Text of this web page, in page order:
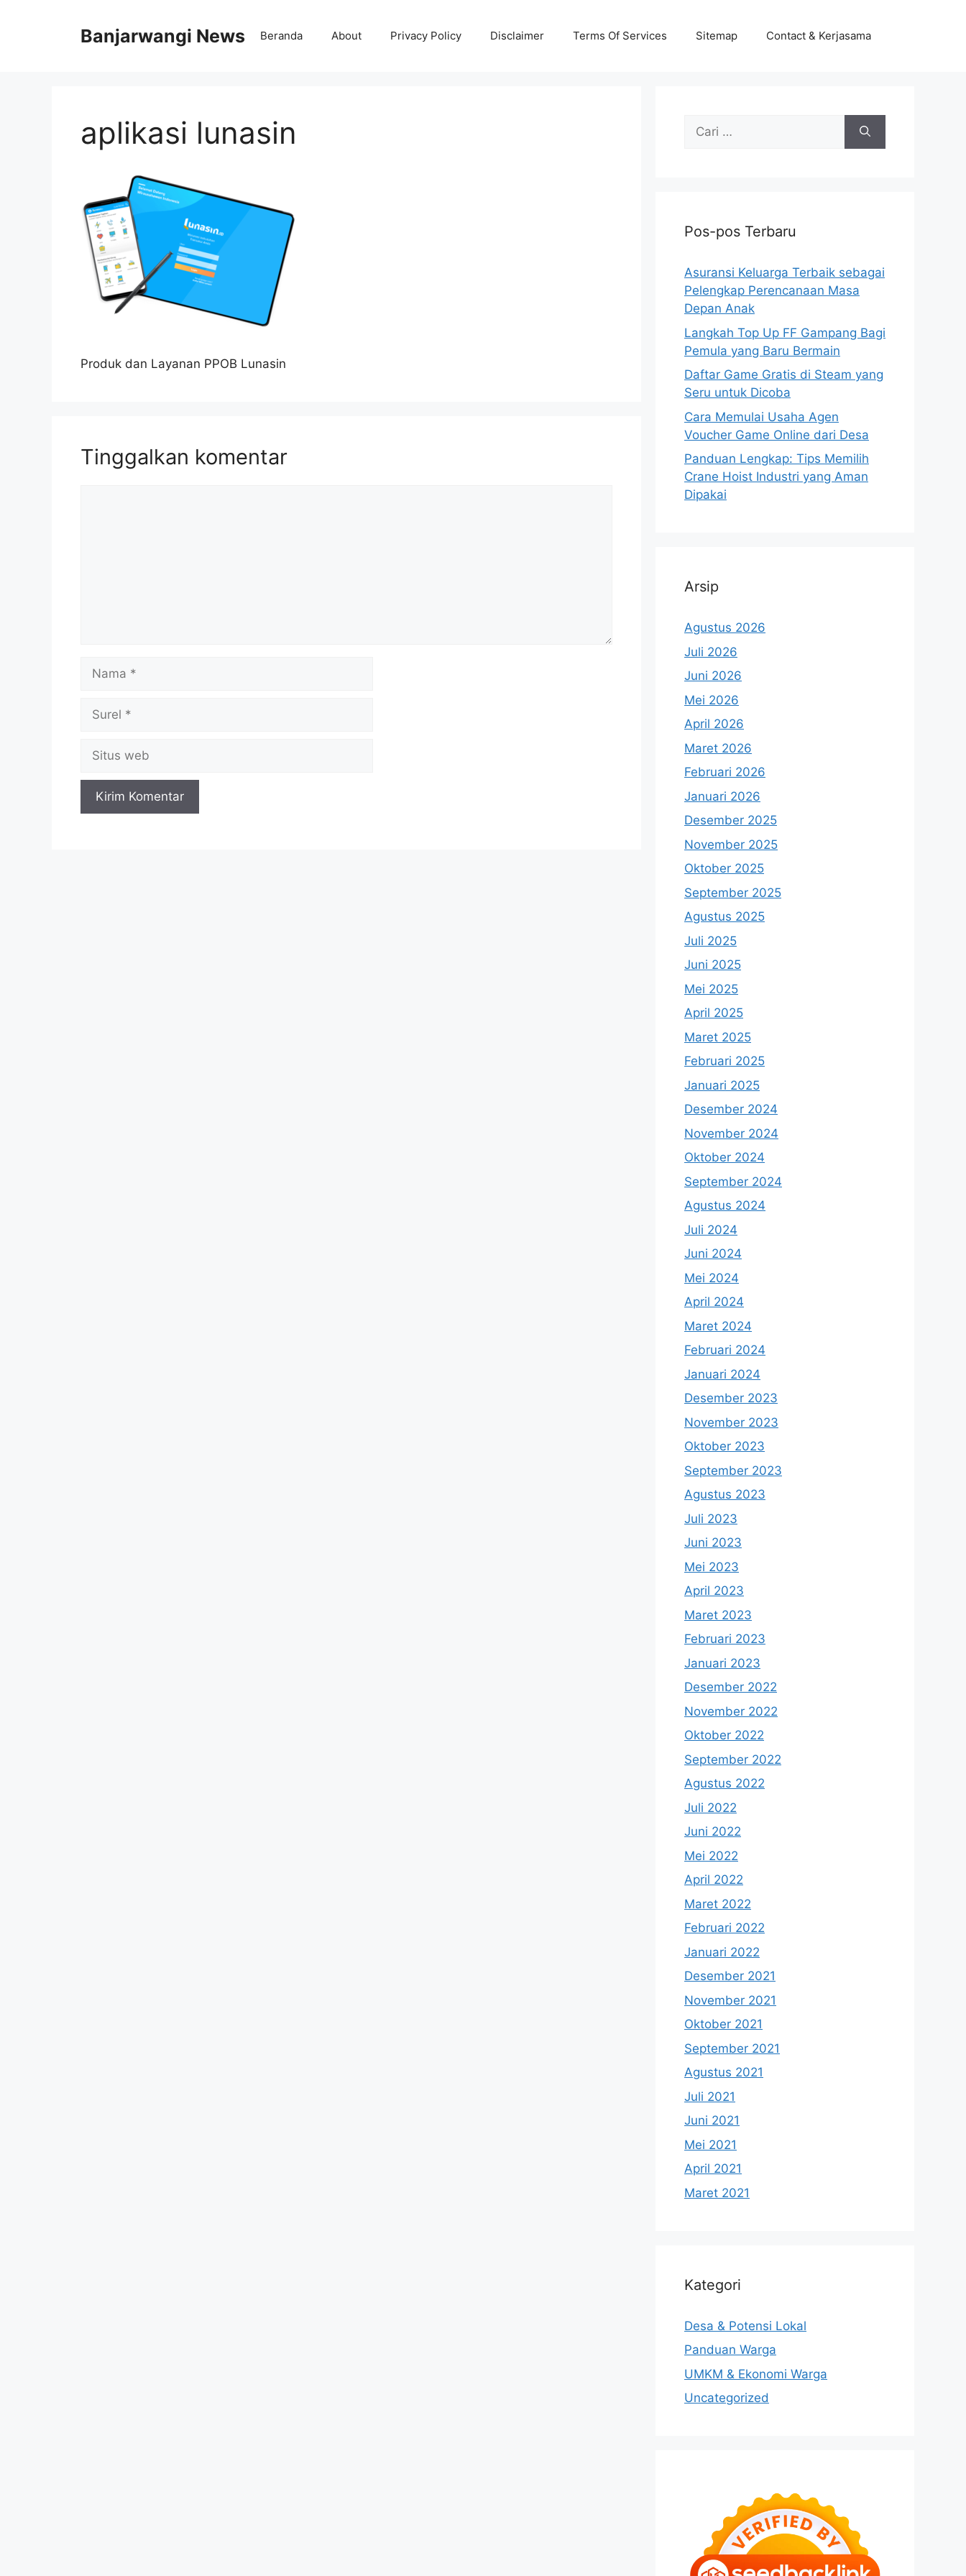
Banjarwangi News Beranda About Privacy Policy Disclaimer Terms Of Services Sitemap Contact & Kerjasama
aplikasi lunasin
Produk dan Layanan PPOB Lunasin
Tinggalkan komentar
web
Cari
Pos-pos Terbaru
Asuransi Keluarga Terbaik sebagai
Pelengkap Perencanaan Masa
Depan Anak
Langkah Top Up FF Gampang Bagi
Pemula yang Baru Bermain
Daftar Game Gratis di Steam yang
Seru untuk Dicoba
Cara Memulai Usaha Agen
Voucher Game Online dari Desa
Panduan Lengkap: Tips Memilih
Crane Hoist Industri yang Aman
Dipakai
Arsip
Agustus 2026
Juli 2026
Juni 2026
Mei 2026
April 2026
Maret 2026
Februari 2026
Januari 2026
Desember 2025
November 2025
Oktober 2025
September 2025
Agustus 2025
Juli 2025
Juni 2025
Mei 2025
April 2025
Maret 2025
Februari 2025
Januari 2025
Desember 2024
November 2024
Oktober 2024
September 2024
Agustus 2024
Juli 2024
Juni 2024
Mei 2024
April 2024
Maret 2024
Februari 2024
Januari 2024
Desember 2023
November 2023
Oktober 2023
September 2023
Agustus 2023
Juli 2023
Juni 2023
Mei 2023
April 2023
Maret 2023
Februari 2023
Januari 2023
Desember 2022
November 2022
Oktober 2022
September 2022
Agustus 2022
Juli 2022
Juni 2022
Mei 2022
April 2022
Maret 2022
Februari 2022
Januari 2022
Desember 2021
November 2021
Oktober 2021
September 2021
Agustus 2021
Juli 2021
Juni 2021
Mei 2021
April 2021
Maret 2021
Kategori
Desa & Potensi Lokal
Panduan Warga
UMKM & Ekonomi Warga
Uncategorized